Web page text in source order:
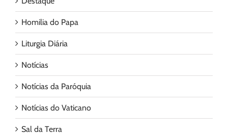
Homilia do Papa
Liturgia Diária
Notícias
Notícias da Paróquia
Notícias do Vaticano
Sal da Terra